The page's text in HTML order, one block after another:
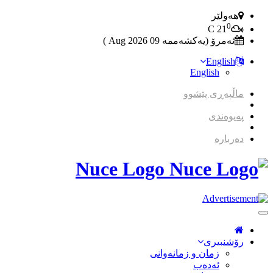
هەولێر
21 0
ئەمرۆ (یەکشەممە 09 2026 Aug )
English
English
ماڵپەڕی پێشوو
پەیوەندی
دەربارە
Nuce Logo
Toggle
Navigation
رۆشنبیری
زمان و زمانه‌وانی
ئەدەب